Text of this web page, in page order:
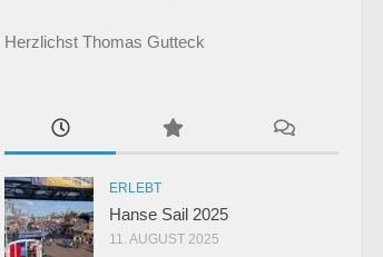
Herzlichst Thomas Gutteck
ERLEBT
Hanse Sail 2025
11. AUGUST 2025